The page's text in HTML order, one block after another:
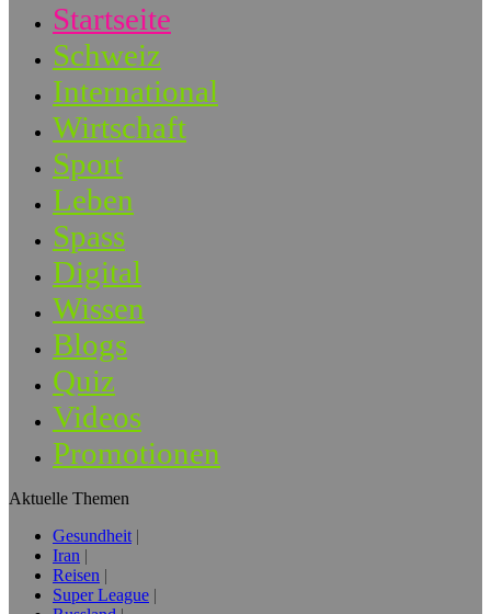
Startseite
Schweiz
International
Wirtschaft
Sport
Leben
Spass
Digital
Wissen
Blogs
Quiz
Videos
Promotionen
Aktuelle Themen
Gesundheit
Iran
Reisen
Super League